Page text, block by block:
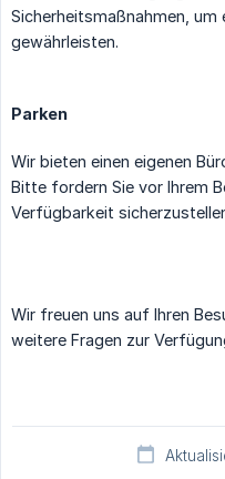
Sicherheitsmaßnahmen, um
gewährleisten.
Parken
Wir bieten einen eigenen
Bitte fordern Sie vor Ihrem
Verfügbarkeit
Wir freuen uns auf Ihren
weitere Fragen zur